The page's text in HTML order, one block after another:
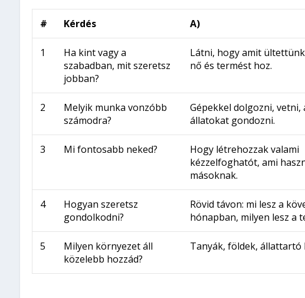
# Kérdés A)
1
Ha kint vagy a
szabadban, mit szeretsz
jobban?
Látni, hogy amit
nő és termést hoz.
2
Melyik munka vonzóbb
számodra?
Gépekkel dolgozni, vetni,
állatokat gondozni.
3 Mi fontosabb neked?
Hogy létrehozzak valami
kézzelfoghatót, ami
másoknak.
4
Hogyan szeretsz
gondolkodni?
Rövid távon: mi lesz a
hónapban, milyen lesz a
5
Milyen környezet áll
közelebb hozzád?
Tanyák, földek, állattartó